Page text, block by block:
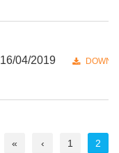
16/04/2019
« ‹ 1 2